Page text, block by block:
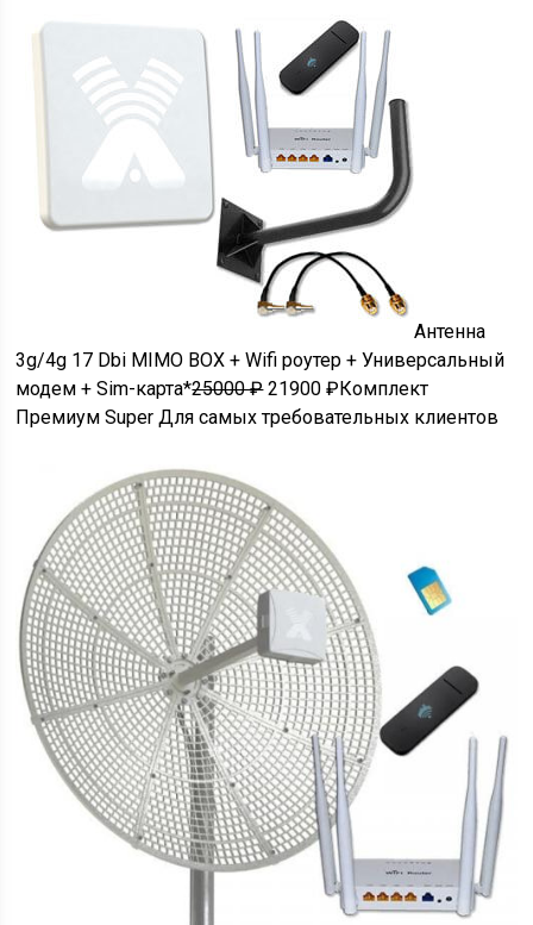
Антенна
3g/4g 17 Dbi MIMO BOX + Wifi роутер + Универсальный
модем + Sim-карта*25000 ₽21900 ₽Комплект
Премиум Super Для самых требовательных клиентов